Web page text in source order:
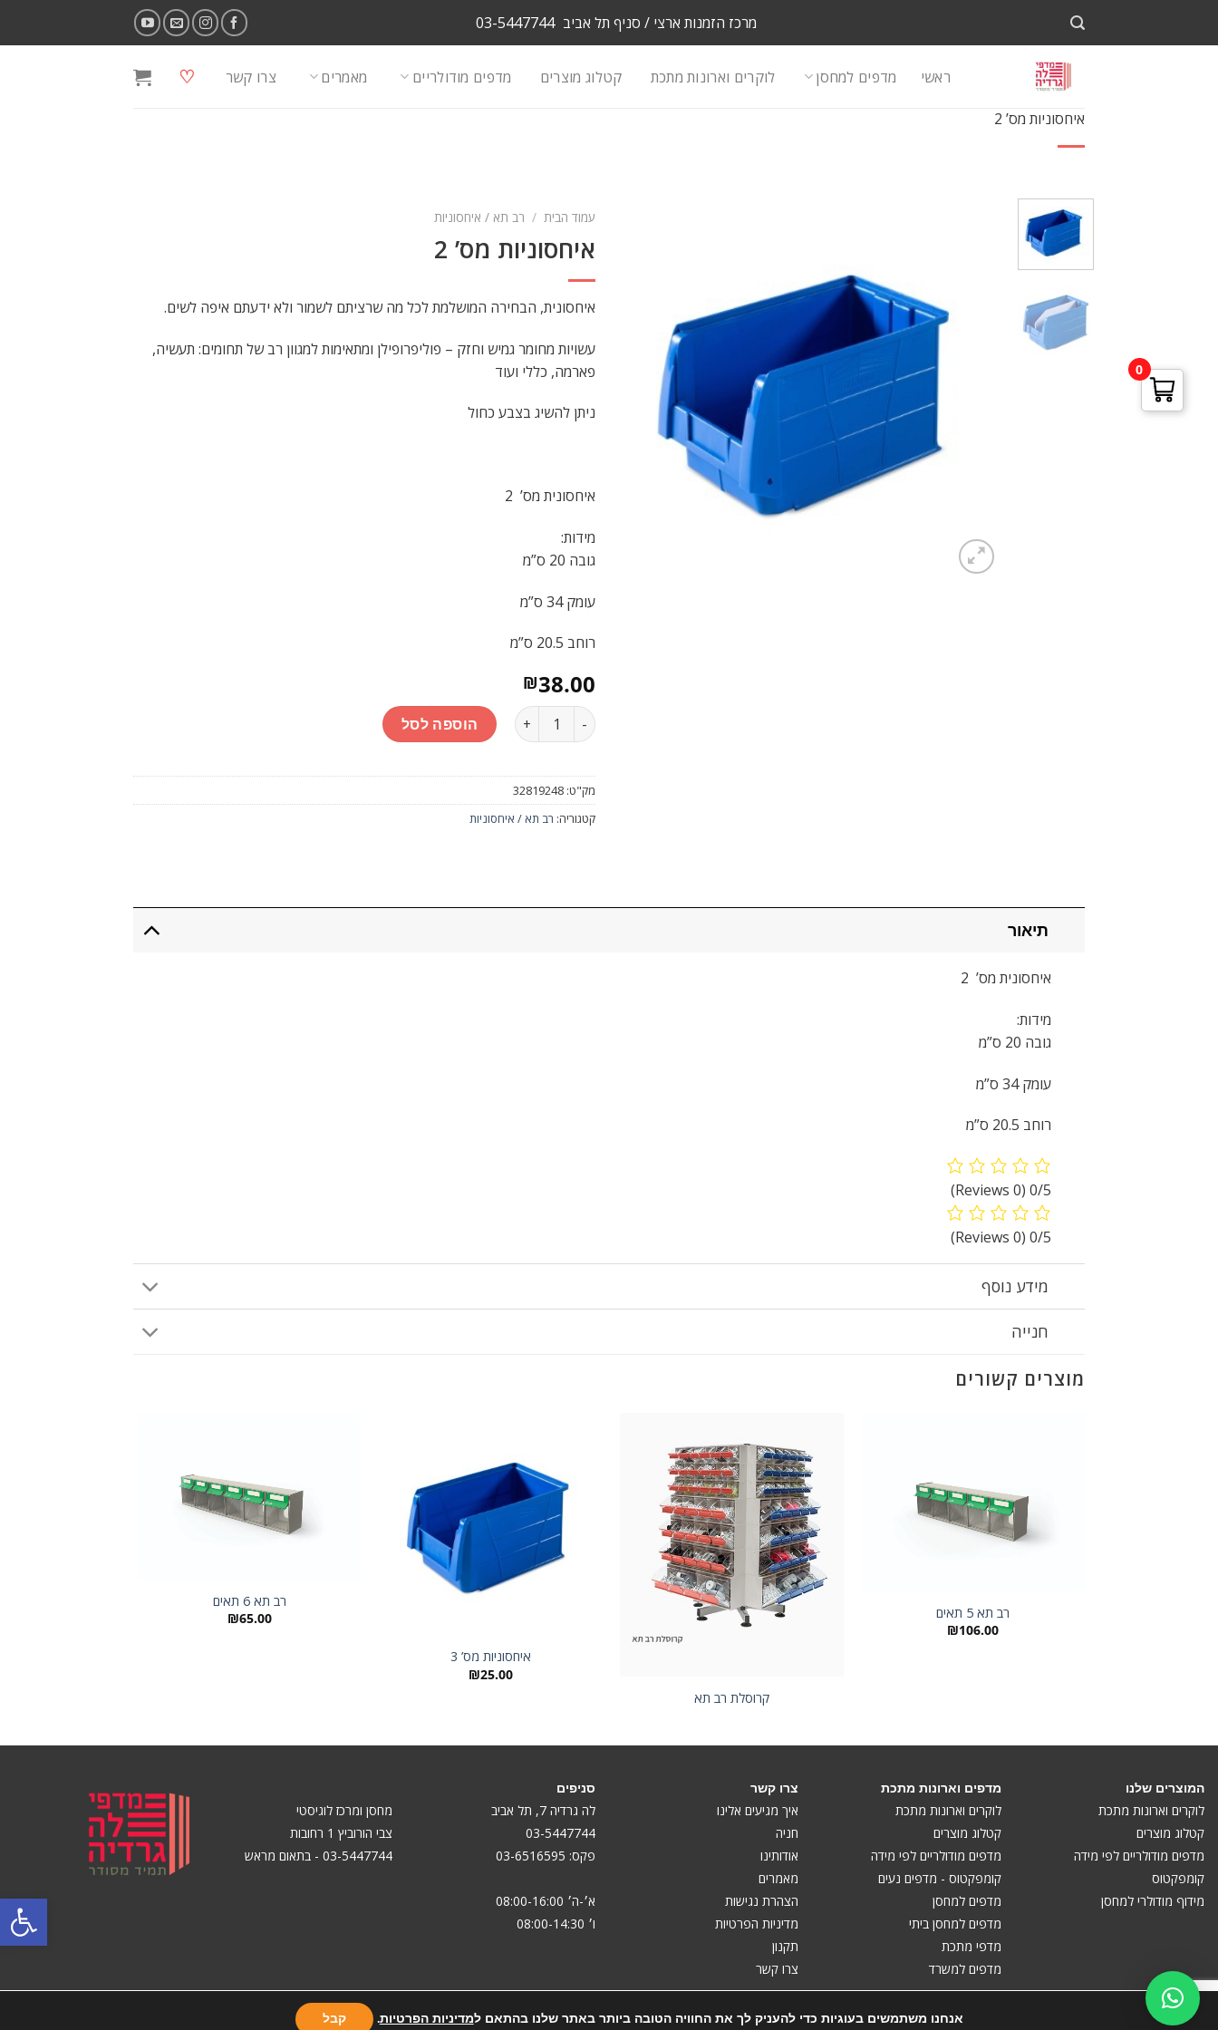
פתח
מרכז הזמנות ארצי / סניף תל אביב 03-5447744
ראשי מדפים למחסן לוקרים וארונות מתכת קטלוג מוצרים מדפים מודולריים מאמרים צרו קשר ♡
איחסוניות מס’ 2
עמוד הבית / רב תא / איחסוניות
איחסוניות מס’ 2
איחסונית, הבחירה המושלמת לכל מה שרציתם לשמור ולא ידעתם איפה לשים.
עשויות מחומר גמיש וחזק – פוליפרופילן ומתאימות למגוון רב של תחומים: תעשיה,
פארמה, כללי ועוד
ניתן להשיג בצבע כחול
איחסונית מס’ 2
מידות:
גובה 20 ס”מ
עומק 34 ס”מ
רוחב 20.5 ס”מ
₪38.00
כמות הוספה לסל
מק"ט: 32819248
קטגוריה: רב תא / איחסוניות
תיאור
איחסונית מס’ 2
מידות:
גובה 20 ס”מ
עומק 34 ס”מ
רוחב 20.5 ס”מ
0/5
(0 Reviews)
0/5
(0 Reviews)
מידע נוסף
חנייה
מוצרים קשורים
רב תא 5 תאים
₪106.00
קרוסלת רב תא
איחסוניות מס’ 3
₪25.00
רב תא 6 תאים
₪65.00
המוצרים שלנו
לוקרים וארונות מתכת
קטלוג מוצרים
מדפים מודולריים לפי מידה
קומפקטוס
מידוף מודולרי למחסן
מדפים וארונות מתכת
לוקרים וארונות מתכת
קטלוג מוצרים
מדפים מודולריים לפי מידה
קומפקטוס - מדפים נעים
מדפים למחסן
מדפים למחסן ביתי
מדפי מתכת
מדפים למשרד
צרו קשר
איך מגיעים אלינו
חניה
אודותינו
מאמרים
הצהרת נגישות
מדיניות הפרטיות
תקנון
צרו קשר
סניפים
לה גרדיה 7, תל אביב
03-5447744
פקס: 03-6516595
א׳-ה׳ 08:00-16:00
ו׳ 08:00-14:30
מחסן ומרכז לוגיסטי
צבי הורוביץ 1 רחובות
03-5447744 - בתאום מראש
אנחנו משתמשים בעוגיות כדי להעניק לך את החוויה הטובה ביותר באתר שלנו בהתאם למדיניות הפרטיות. קבל
0